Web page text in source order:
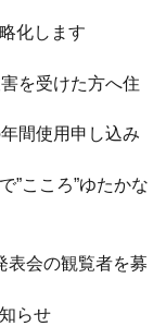
化します
を受けた方へ住
間使用申し込み
”こころ”ゆたかな
会の観覧者を募
らせ